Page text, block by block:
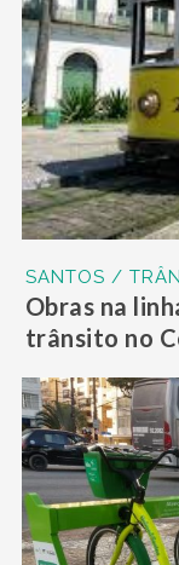
SANTOS /
Obras na
trânsito no